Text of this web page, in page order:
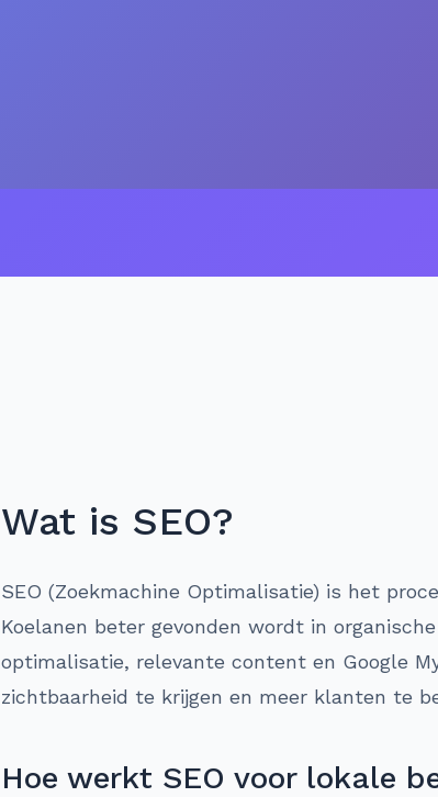
Wat is SEO?
SEO (Zoekmachine Optimalisatie) is het
Koelanen beter gevonden wordt in
optimalisatie, relevante content en Google
zichtbaarheid te krijgen en meer klanten te
Hoe werkt SEO voor lokale